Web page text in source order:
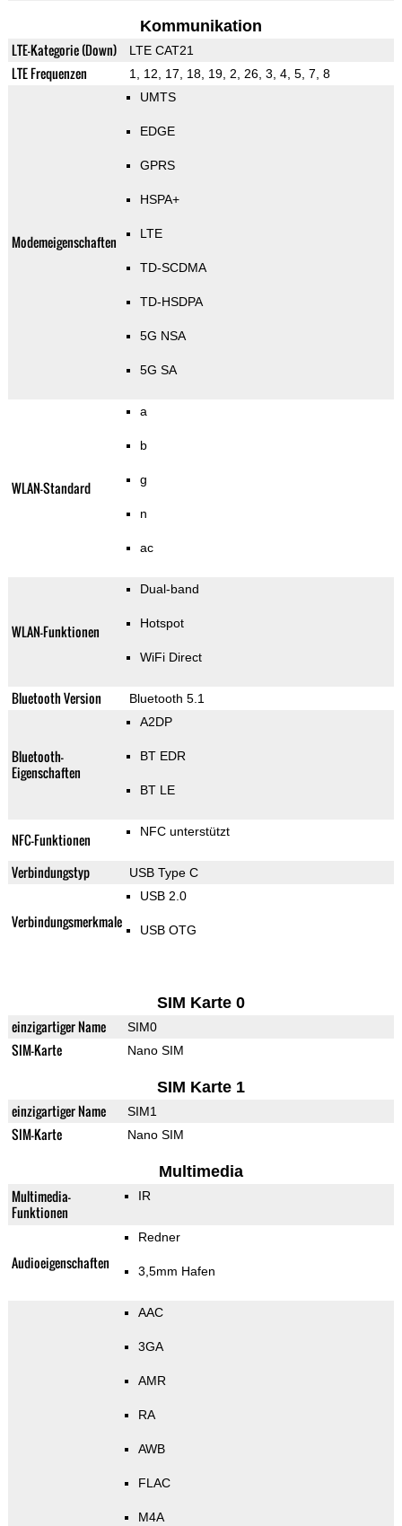
Kommunikation
LTE-Kategorie (Down) LTE CAT21
LTE Frequenzen 1, 12, 17, 18, 19, 2, 26, 3, 4, 5, 7, 8
Modemeigenschaften
UMTS
EDGE
GPRS
HSPA+
LTE
TD-SCDMA
TD-HSDPA
5G NSA
5G SA
WLAN-Standard
a
b
g
n
ac
WLAN-Funktionen
Dual-band
Hotspot
WiFi Direct
Bluetooth Version Bluetooth 5.1
Bluetooth-
Eigenschaften
A2DP
BT EDR
BT LE
NFC-Funktionen NFC unterstützt
Verbindungstyp USB Type C
Verbindungsmerkmale
USB 2.0
USB OTG
SIM Karte 0
einzigartiger Name SIM0
SIM-Karte Nano SIM
SIM Karte 1
einzigartiger Name SIM1
SIM-Karte Nano SIM
Multimedia
Multimedia-
Funktionen
IR
Audioeigenschaften
Redner
3,5mm Hafen
AAC
3GA
AMR
RA
AWB
FLAC
M4A